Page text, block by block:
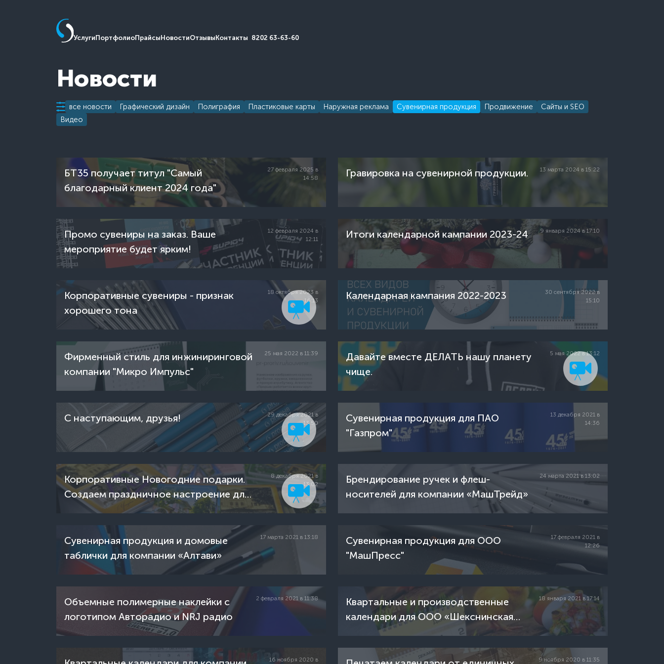
УслугиПортфолиоПрайсыНовостиОтзывыКонтакты 8202 63-63-60
Новости
все новости Графический дизайн Полиграфия Пластиковые карты Наружная реклама Сувенирная продукция Продвижение
Сайты и SEO
Видео
БТ35 получает титул "Самый
благодарный клиент 2024 года"
27 февраля 2025 в
14:58
Гравировка на сувенирной продукции. 13 марта 2024 в 15:22
Промо сувениры на заказ. Ваше
мероприятие будет ярким!
12 февраля 2024 в
12:11
Итоги календарной кампании 2023-24 9 января 2024 в 17:10
Корпоративные сувениры - признак
хорошего тона
18 октября 2023 в
16:13
Календарная кампания 2022-2023
30 сентября 2022 в
15:10
Фирменный стиль для инжиниринговой
компании "Микро Импульс"
25 мая 2022 в 11:39
Давайте вместе ДЕЛАТЬ нашу планету
чище.
5 мая 2022 в 13:12
С наступающим, друзья!
29 декабря 2021 в
13:50
Сувенирная продукция для ПАО
"Газпром"
13 декабря 2021 в
14:36
Корпоративные Новогодние подарки.
Создаем праздничное настроение для
наших заказчиков
8 декабря 2021 в
13:02
Брендирование ручек и флеш-
носителей для компании «МашТрейд»
24 марта 2021 в 13:02
Сувенирная продукция и домовые
таблички для компании «Алтави»
17 марта 2021 в 13:18
Сувенирная продукция для ООО
"МашПресс"
17 февраля 2021 в
12:26
Объемные полимерные наклейки с
логотипом Авторадио и NRJ радио
2 февраля 2021 в 11:38
Квартальные и производственные
календари для OOO «Шекснинская
птицефабрика»
18 января 2021 в 17:14
16 ноября 2020 в 9 ноября 2020 в 11:35